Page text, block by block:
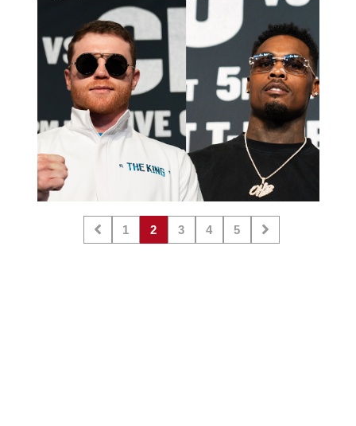
1 2 3 4 5